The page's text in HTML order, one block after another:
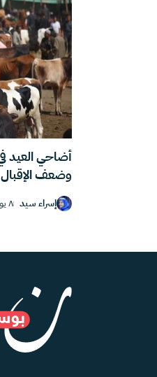
أضاحي العيد
وضعف الإقبال
إسراء سيد ٨ يوليو ,٢٠٢٢